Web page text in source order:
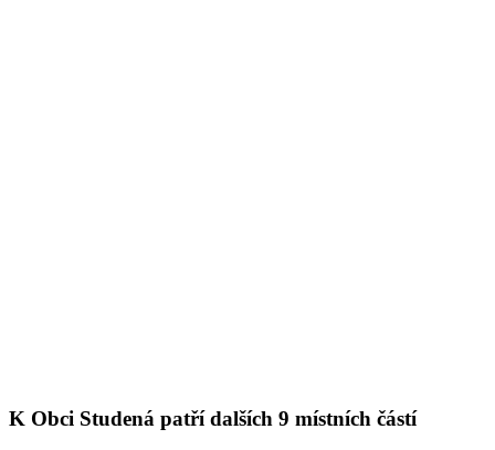
K Obci Studená patří dalších 9 místních částí